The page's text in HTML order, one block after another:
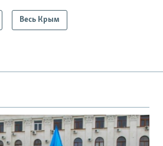
Весь Крым